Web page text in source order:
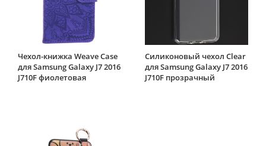
Чехол-книжка Weave Case
для Samsung Galaxy J7 2016
J710F фиолетовая
Силиконовый чехол Clear
для Samsung Galaxy J7 2016
J710F прозрачный